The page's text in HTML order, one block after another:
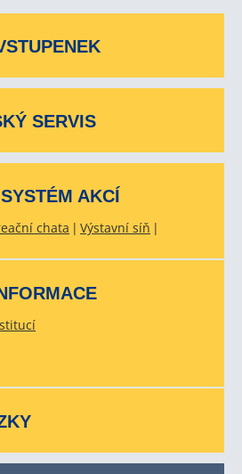
SERVIS
AKCÍ
chata Výstavní síň